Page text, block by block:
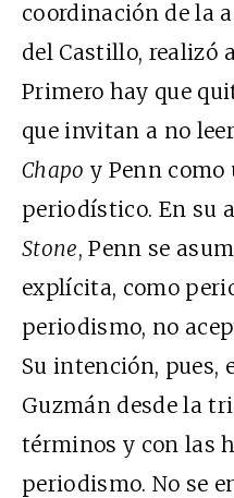
coordinación de la
del Castillo, realizó
Primero hay que
que invitan a no
Chapoy Penn
periodístico. En su
Stone, Penn se
explícita, como
periodismo, no
Su intención, pues,
Guzmán desde la
términos y con las
periodismo. No se